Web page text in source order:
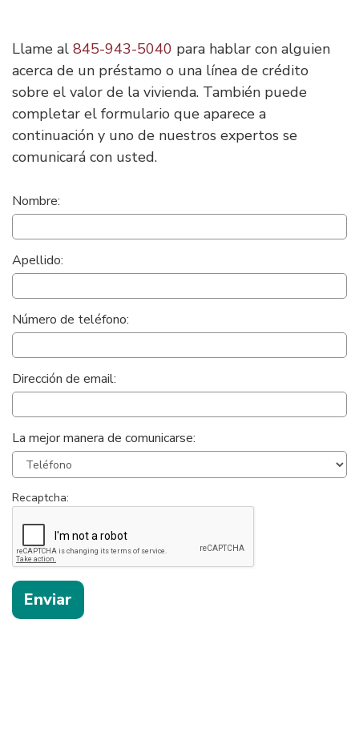
Llame al 845-943-5040 ​​​​​​​ para hablar con alguien
acerca de un préstamo o una línea de crédito
sobre el valor de la vivienda. También puede
completar el formulario que aparece a
continuación y uno de nuestros expertos se
comunicará con usted.
Formulario
de
solicitud
de
contacto
sobre
el
valor
de
la
vivienda
Nombre:
Apellido:
Número de teléfono:
Dirección de email:
La mejor manera de comunicarse:
Recaptcha: